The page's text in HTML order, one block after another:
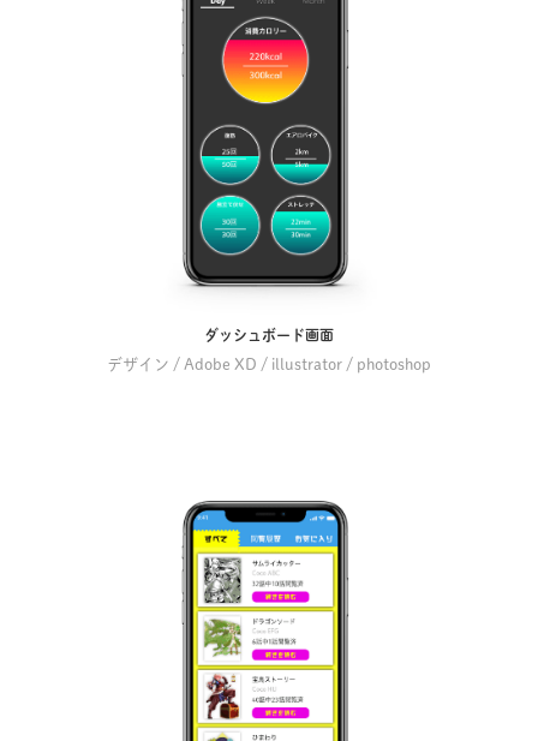
ダッシュボード画面
デザイン / Adobe XD / illustrator / photoshop